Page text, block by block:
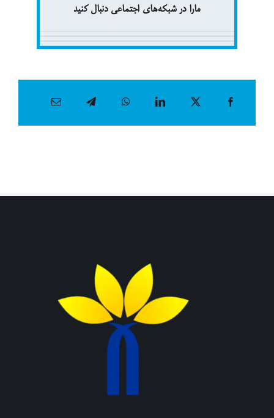
مارا در شبکەهای اجتماعی دنبال کنید